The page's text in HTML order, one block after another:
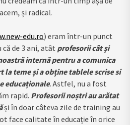
și radical.
edu.ro) eram într-un punct
de 3 ani, atât profesorii cât și
internă pentru a comunica
la teme și a obține tablele scrise si
educaționale. Astfel, nu a fost
rapid. Profesorii noștri au arătat
și în doar câteva zile de training au
face calitate în educație în orice